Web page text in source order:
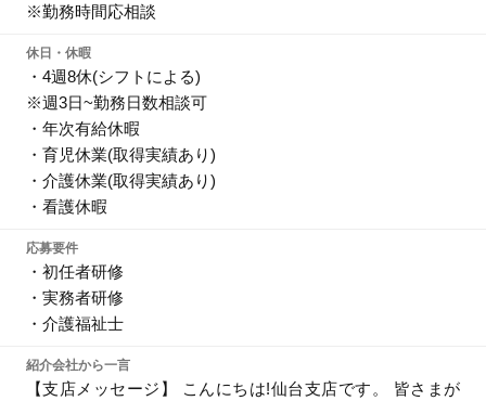
※勤務時間応相談
休日・休暇
・4週8休(シフトによる)
※週3日~勤務日数相談可
・年次有給休暇
・育児休業(取得実績あり)
・介護休業(取得実績あり)
・看護休暇
応募要件
・初任者研修
・実務者研修
・介護福祉士
紹介会社から一言
【支店メッセージ】 こんにちは!仙台支店です。 皆さまが